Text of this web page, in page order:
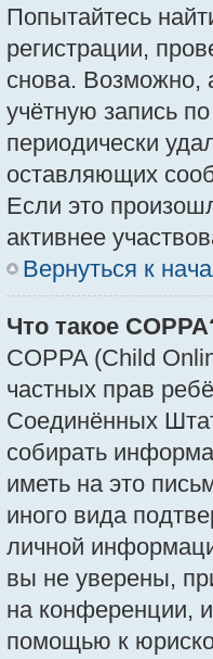
Попытайтесь
регистрации,
снова. Возможно,
учётную запись
периодически
оставляющих
Если это
активнее
Вернуться к
Что такое
COPPA (Child
частных прав
Соединённых
собирать
иметь на это
иного вида
личной
вы не уверены,
на конференции,
помощью к